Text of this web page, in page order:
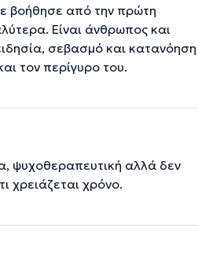
βοήθησε από την πρώτη
Είναι άνθρωπος και
σεβασμό και κατανόηση
τον περίγυρο του.
ψυχοθεραπευτική αλλά δεν
χρειάζεται χρόνο.